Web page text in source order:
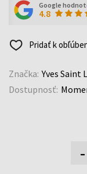
Google
4.8
Pridať k
Značka: Yves Saint
Dostupnosť:
-